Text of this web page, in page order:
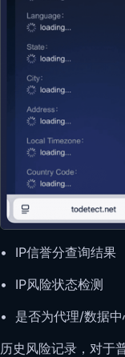
• IP信誉分查询结果
• IP风险状态检测
• 是否为代理/数据中
历史风险记录，对于